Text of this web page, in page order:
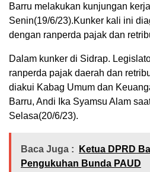
Barru melakukan kunjungan
Senin(19/6/23).Kunker kali ini
dengan ranperda pajak dan
Dalam kunker di Sidrap.
ranperda pajak daerah dan
diakui Kabag Umum dan
Barru, Andi Ika Syamsu Alam
Selasa(20/6/23).
Baca Juga :
Ketua DPRD
Pengukuhan Bunda PAUD